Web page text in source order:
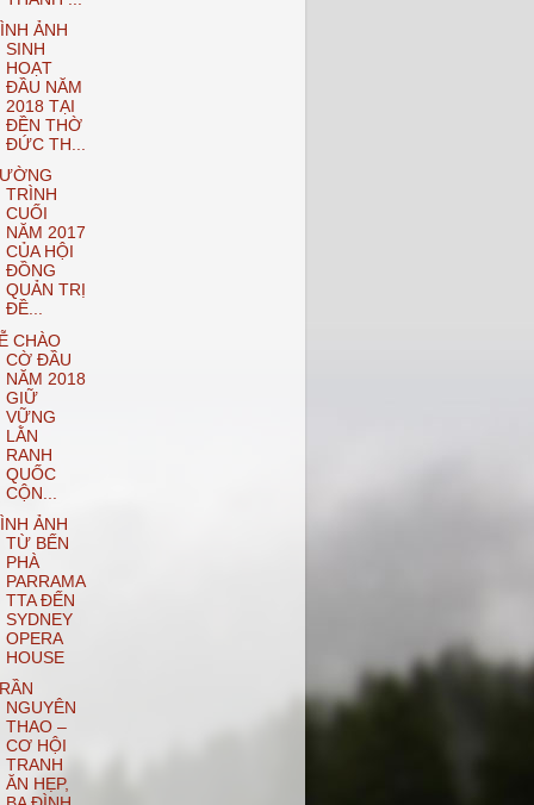
ẢNH
SINH
HOẠT
ĐẦU NĂM
2018 TẠI
ĐỀN THỜ
ĐỨC TH...
TRÌNH
CUỐI
NĂM 2017
CỦA HỘI
ĐỒNG
QUẢN TRỊ
ĐỀ...
CHÀO
CỜ ĐẦU
NĂM 2018
GIỮ
VỮNG
LẰN
RANH
QUỐC
CỘN...
ẢNH
TỪ BẾN
PHÀ
PARRAMA
TTA ĐẾN
SYDNEY
OPERA
HOUSE
NGUYÊN
THAO –
CƠ HỘI
TRANH
ĂN HẸP,